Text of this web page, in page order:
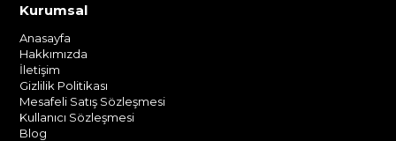
Kurumsal
Anasayfa
Hakkımızda
İletişim
Gizlilik Politikası
Mesafeli Satış Sözleşmesi
Kullanıcı Sözleşmesi
Blog